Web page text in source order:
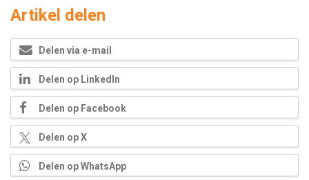
Artikel delen
Delen via e-mail
Delen op LinkedIn
Delen op Facebook
Delen op X
Delen op WhatsApp